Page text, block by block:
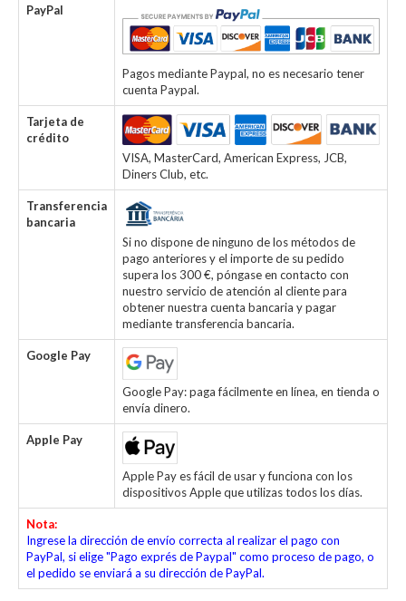
PayPal
Pagos mediante Paypal, no es necesario tener
cuenta Paypal.
Tarjeta de
crédito
VISA, MasterCard, American Express, JCB,
Diners Club, etc.
Transferencia
bancaria
Si no dispone de ninguno de los métodos de
pago anteriores y el importe de su pedido
supera los 300 €, póngase en contacto con
nuestro servicio de atención al cliente para
obtener nuestra cuenta bancaria y pagar
mediante transferencia bancaria.
Google Pay
Google Pay: paga fácilmente en línea, en tienda o
envía dinero.
Apple Pay
Apple Pay es fácil de usar y funciona con los
dispositivos Apple que utilizas todos los días.
Nota:
Ingrese la dirección de envío correcta al realizar el pago con
PayPal, si elige "Pago exprés de Paypal" como proceso de pago, o
el pedido se enviará a su dirección de PayPal.